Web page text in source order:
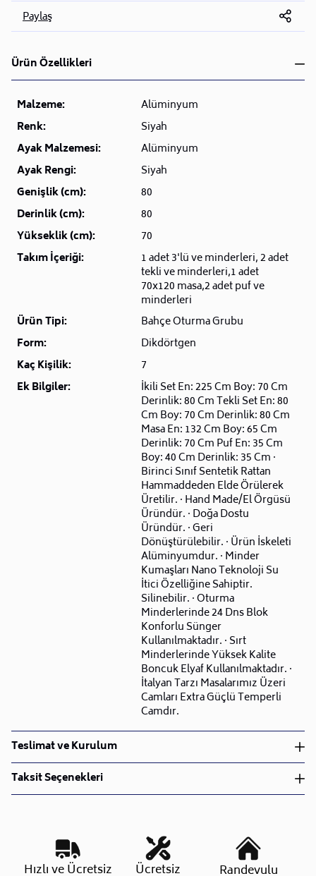
Paylaş
Ürün Özellikleri
Malzeme:
Alüminyum
Renk:
Siyah
Ayak Malzemesi:
Alüminyum
Ayak Rengi:
Siyah
Genişlik (cm):
80
Derinlik (cm):
80
Yükseklik (cm):
70
Takım İçeriği:
1 adet 3'lü ve minderleri, 2 adet
tekli ve minderleri,1 adet
70x120 masa,2 adet puf ve
minderleri
Ürün Tipi:
Bahçe Oturma Grubu
Form:
Dikdörtgen
Kaç Kişilik:
7
Ek Bilgiler:
İkili Set En: 225 Cm Boy: 70 Cm
Derinlik: 80 Cm Tekli Set En: 80
Cm Boy: 70 Cm Derinlik: 80 Cm
Masa En: 132 Cm Boy: 65 Cm
Derinlik: 70 Cm Puf En: 35 Cm
Boy: 40 Cm Derinlik: 35 Cm ·
Birinci Sınıf Sentetik Rattan
Hammaddeden Elde Örülerek
Üretilir. · Hand Made/El Örgüsü
Üründür. · Doğa Dostu
Üründür. · Geri
Dönüştürülebilir. · Ürün İskeleti
Alüminyumdur. · Minder
Kumaşları Nano Teknoloji Su
İtici Özelliğine Sahiptir.
Silinebilir. · Oturma
Minderlerinde 24 Dns Blok
Konforlu Sünger
Kullanılmaktadır. · Sırt
Minderlerinde Yüksek Kalite
Boncuk Elyaf Kullanılmaktadır. ·
İtalyan Tarzı Masalarımız Üzeri
Camları Extra Güçlü Temperli
Camdır.
Teslimat ve Kurulum
Teslimat ve Kurulum
• Siparişlerinizi aldıktan sonra en kısa sürede işleme
Kargo süreçlerimizi güçlü lojistik ağımızla
destekleyerek, teslimatı en hızlı şekilde
Taksit Seçenekleri
Taksit Sayısı Aylık Tutar
Toplam Tutar
Hızlı ve Ücretsiz
Ücretsiz
Randevulu